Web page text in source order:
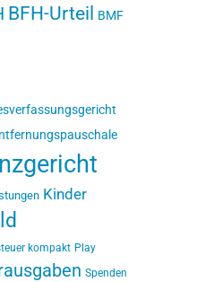
BFH-Urteil BMF
Kinder
kompakt Play
Spenden